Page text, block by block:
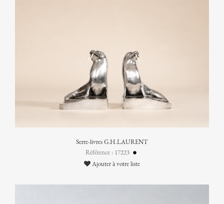
Serre-livres G.H.LAURENT
Référence : 17223
Ajouter à votre liste